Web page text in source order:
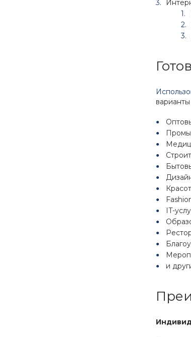
IT-
и